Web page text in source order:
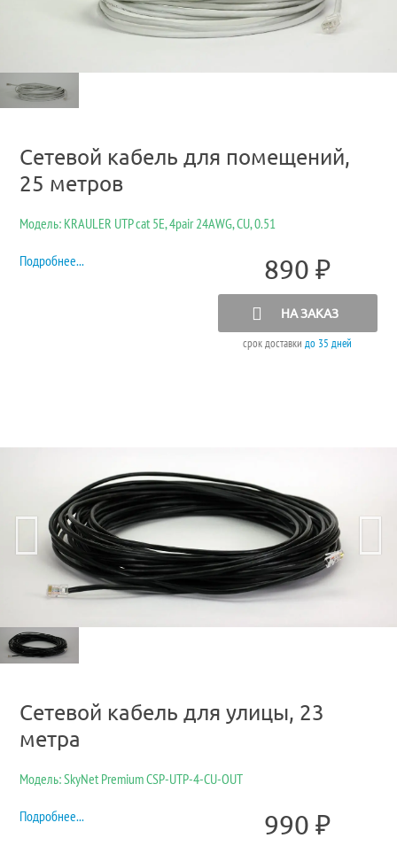
Сетевой кабель для помещений,
25 метров
Модель: KRAULER UTP cat 5E, 4pair 24AWG, CU, 0.51
Подробнее... 890 ₽
НА ЗАКАЗ
срок доставкидо 35 дней
Сетевой кабель для улицы, 23
метра
Модель: SkyNet Premium CSP-UTP-4-CU-OUT
Подробнее... 990 ₽